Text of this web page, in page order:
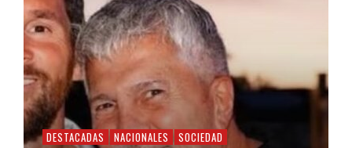
DESTACADAS NACIONALES SOCIEDAD